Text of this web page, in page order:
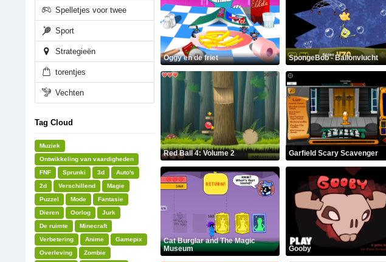
Spelletjes voor twee
Sport
Strategieën
torentjes
Vechten
Tag Cloud
Muziek
Ontwikkeling van vaardigheden
FNF
Sprunki 3d
Auto's
2d
Verschillend
Magie
Puzzel
Mode
Fantasie
Dieren
Oorlog
Jurk
De ruimte
Minecraft
Verbetering
Anime
Gamepix
Overleving
Zombie
Oggy en de friet SpongeBob - Ballonvlucht
Red Ball 4: Volume 2 Garfield Scary Scavenger
Cat Burglar and The Magic
Museum
Gooby